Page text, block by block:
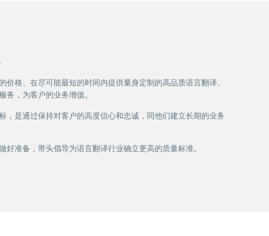
价格、在尽可能最短的时间内提供量身定制的高品质语言翻译、
务，为客户的业务增值。
，是通过保持对客户的高度信心和忠诚，同他们建立长期的业务
好准备，带头倡导为语言翻译行业确立更高的质量标准。